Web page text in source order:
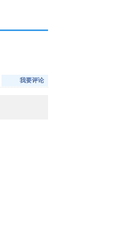
我要评论